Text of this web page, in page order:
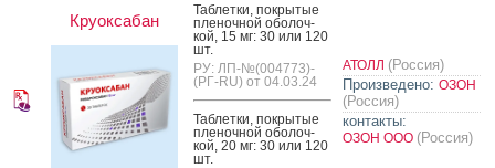
Круоксабан
Таб­летки, пок­ры­тые
пле­ноч­ной обо­лоч­
кой, 15 мг: 30 или 120
шт.
РУ: ЛП-№(004773)-
(РГ-RU) от 04.03.24
Таб­летки, пок­ры­тые
пле­ноч­ной обо­лоч­
кой, 20 мг: 30 или 120
шт.
АТОЛЛ (Россия)
Произведено: ОЗОН
(Россия)
контакты:
ОЗОН ООО (Россия)